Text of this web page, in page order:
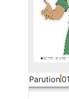
Parution